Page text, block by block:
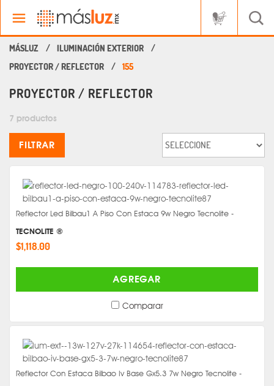
ILUMINACIÓN EXTERIOR
PROYECTOR / REFLECTOR
155
PROYECTOR / REFLECTOR
7 productos
FILTRAR
Reflector Led Bilbau1 A Piso Con Estaca 9w Negro Tecnolite -
TECNOLITE ®
$1,118.00
AGREGAR
Comparar
Reflector Con Estaca Bilbao Iv Base Gx5.3 7w Negro Tecnolite -